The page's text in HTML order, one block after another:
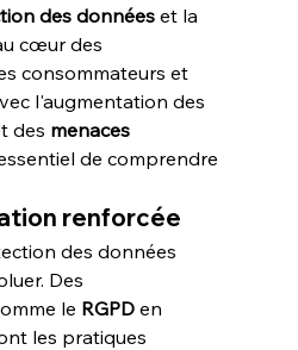
des données et la
cœur des
consommateurs et
l'augmentation des
des menaces
de comprendre
renforcée
des données
Des
le RGPD en
les pratiques